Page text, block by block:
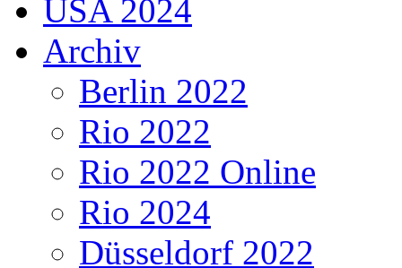
USA 2024
Archiv
Berlin 2022
Rio 2022
Rio 2022 Online
Rio 2024
Düsseldorf 2022